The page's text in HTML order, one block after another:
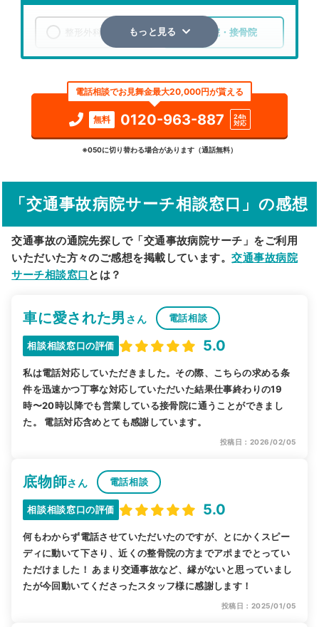
整形外科 整骨院・接骨院
検索する
詳細条件で絞り込む
駅から探す 院名から探す
もっと見る
電話相談でお見舞金最大20,000円が貰える
無料 0120-963-887
24h
対応
※050に切り替わる場合があります（通話無料）
「交通事故病院サーチ相談窓口」の感想
交通事故の通院先探しで「交通事故病院サーチ」をご利用
いただいた方々のご感想を掲載しています。交通事故病院
サーチ相談窓口 とは？
車に愛された男 さん 電話相談
相談相談窓口の評価 5.0
私は電話対応していただきました。その際、こちらの求める条
件を迅速かつ丁寧な対応していただいた結果仕事終わりの19
時〜20時以降でも営業している接骨院に通うことができまし
た。 電話対応含めとても感謝しています。
投稿日：2026/02/05
底物師さん 電話相談
相談相談窓口の評価 5.0
何もわからず電話させていただいたのですが、とにかくスピー
ディに動いて下さり、近くの整骨院の方までアポまでとってい
ただけました！ あまり交通事故など、縁がないと思っていまし
たが今回動いてくださったスタッフ様に感謝します！
投稿日：2025/01/05